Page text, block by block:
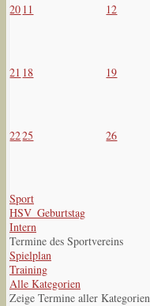
20 11 12
21 18 19
2225 26
Sport
HSV_Geburtstag
Intern
Termine des Sportvereins
Spielplan
Training
Alle Kategorien
Zeige Termine aller Kategorien